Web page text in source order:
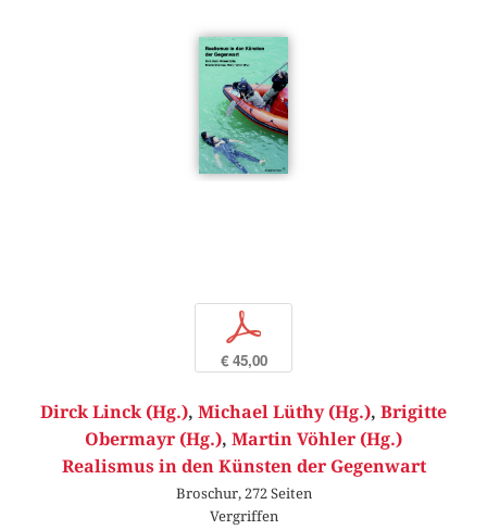
p
€ 45,00
Dirck Linck (Hg.), Michael Lüthy (Hg.), Brigitte
Obermayr (Hg.), Martin Vöhler (Hg.)
Realismus in den Künsten der Gegenwart
Broschur, 272 Seiten
Vergriffen